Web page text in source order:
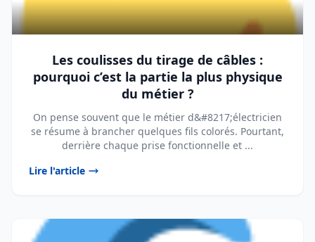
Les coulisses du tirage de câbles :
pourquoi c’est la partie la plus physique
du métier ?
On pense souvent que le métier d&#8217;électricien
se résume à brancher quelques fils colorés. Pourtant,
derrière chaque prise fonctionnelle et ...
Lire l'article